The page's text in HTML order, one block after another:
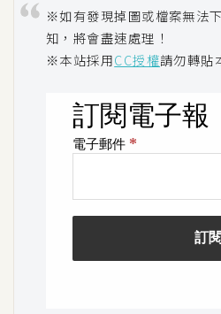
※如有發現掉圖或檔案無法
知，將會盡速處理！
※本站採用CC授權請勿轉貼